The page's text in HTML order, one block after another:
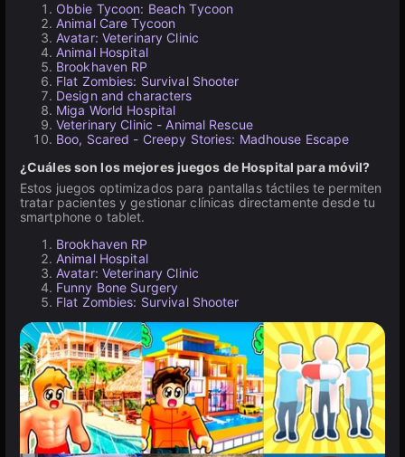
Obbie Tycoon: Beach Tycoon
Animal Care Tycoon
Avatar: Veterinary Clinic
Animal Hospital
Brookhaven RP
Flat Zombies: Survival Shooter
Design and characters
Miga World Hospital
Veterinary Clinic - Animal Rescue
Boo, Scared - Creepy Stories: Madhouse Escape
¿Cuáles son los mejores juegos de Hospital para móvil?
Estos juegos optimizados para pantallas táctiles te permiten
tratar pacientes y gestionar clínicas directamente desde tu
smartphone o tablet.
Brookhaven RP
Animal Hospital
Avatar: Veterinary Clinic
Funny Bone Surgery
Flat Zombies: Survival Shooter